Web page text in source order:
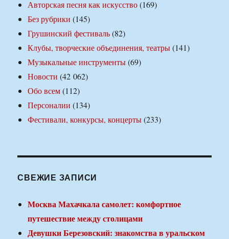
Авторская песня как искусство(169)
Без рубрики (145)
Грушинский фестиваль(82)
Клубы, творческие объединения, театры(141)
Музыкальные инструменты(69)
Новости (42 062)
Обо всем(112)
Персоналии (134)
Фестивали, конкурсы, концерты(233)
СВЕЖИЕ ЗАПИСИ
Москва Махачкала самолет: комфортное
путешествие между столицами
Девушки Березовский: знакомства в уральском